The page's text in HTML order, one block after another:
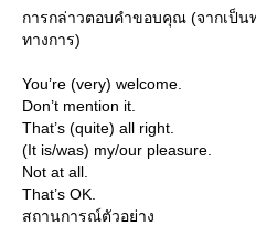
การกล่าวตอบคำขอบคุณ (จากเป็น
ทางการ)
You’re (very) welcome.
Don’t mention it.
That’s (quite) all right.
(It is/was) my/our pleasure.
Not at all.
That’s OK.
สถานการณ์ตัวอย่าง